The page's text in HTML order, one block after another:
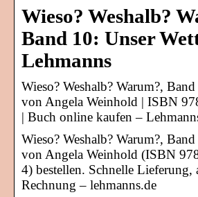
Wieso? Weshalb?
Band 10: Unser
Lehmanns
Wieso? Weshalb? Warum?,
von Angela Weinhold | ISBN
| Buch online kaufen –
Wieso? Weshalb? Warum?,
von Angela Weinhold (ISBN
4) bestellen. Schnelle Lieferung,
Rechnung – lehmanns.de